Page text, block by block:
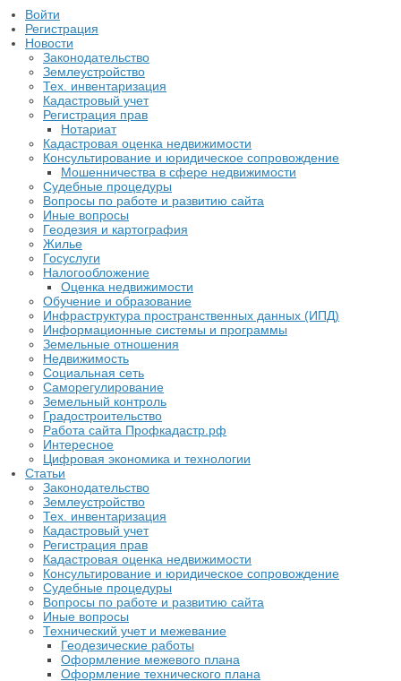
Войти
Регистрация
Новости
Законодательство
Землеустройство
Тех. инвентаризация
Кадастровый учет
Регистрация прав
Нотариат
Кадастровая оценка недвижимости
Консультирование и юридическое сопровождение
Мошенничества в сфере недвижимости
Судебные процедуры
Вопросы по работе и развитию сайта
Иные вопросы
Геодезия и картография
Жилье
Госуслуги
Налогообложение
Оценка недвижимости
Обучение и образование
Инфраструктура пространственных данных (ИПД)
Информационные системы и программы
Земельные отношения
Недвижимость
Социальная сеть
Саморегулирование
Земельный контроль
Градостроительство
Работа сайта Профкадастр.рф
Интересное
Цифровая экономика и технологии
Статьи
Законодательство
Землеустройство
Тех. инвентаризация
Кадастровый учет
Регистрация прав
Кадастровая оценка недвижимости
Консультирование и юридическое сопровождение
Судебные процедуры
Вопросы по работе и развитию сайта
Иные вопросы
Технический учет и межевание
Геодезические работы
Оформление межевого плана
Оформление технического плана